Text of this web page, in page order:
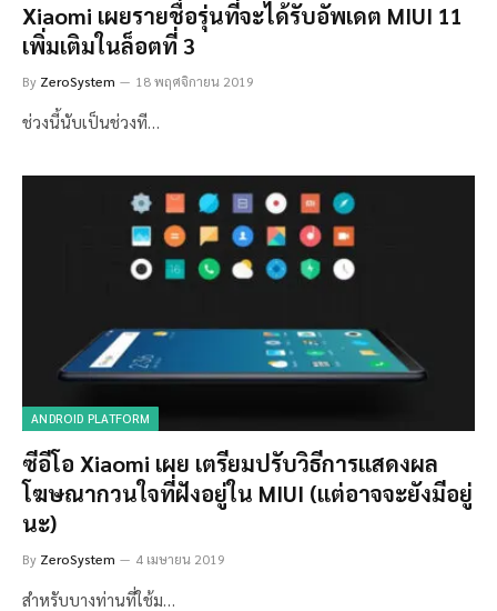
Xiaomi เผยรายชื่อรุ่นที่จะได้รับอัพเดต MIUI 11
เพิ่มเติมในล็อตที่ 3
By ZeroSystem 18 พฤศจิกายน 2019
ช่วงนี้นับเป็นช่วงที…
ANDROID PLATFORM
ซีอีโอ Xiaomi เผย เตรียมปรับวิธีการแสดงผล
โฆษณากวนใจที่ฝังอยู่ใน MIUI (แต่อาจจะยังมีอยู่
นะ)
By ZeroSystem 4 เมษายน 2019
สำหรับบางท่านที่ใช้ม…